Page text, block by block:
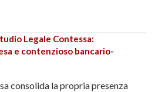
Legale Contessa:
e contenzioso bancario-
consolida la propria presenza